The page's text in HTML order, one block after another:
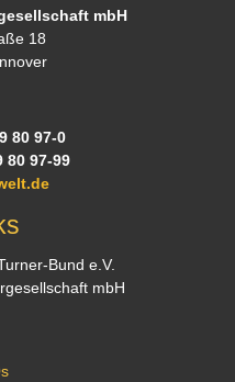
mbH
18
80 97-0
80 97-99
Bund e.V.
mbH